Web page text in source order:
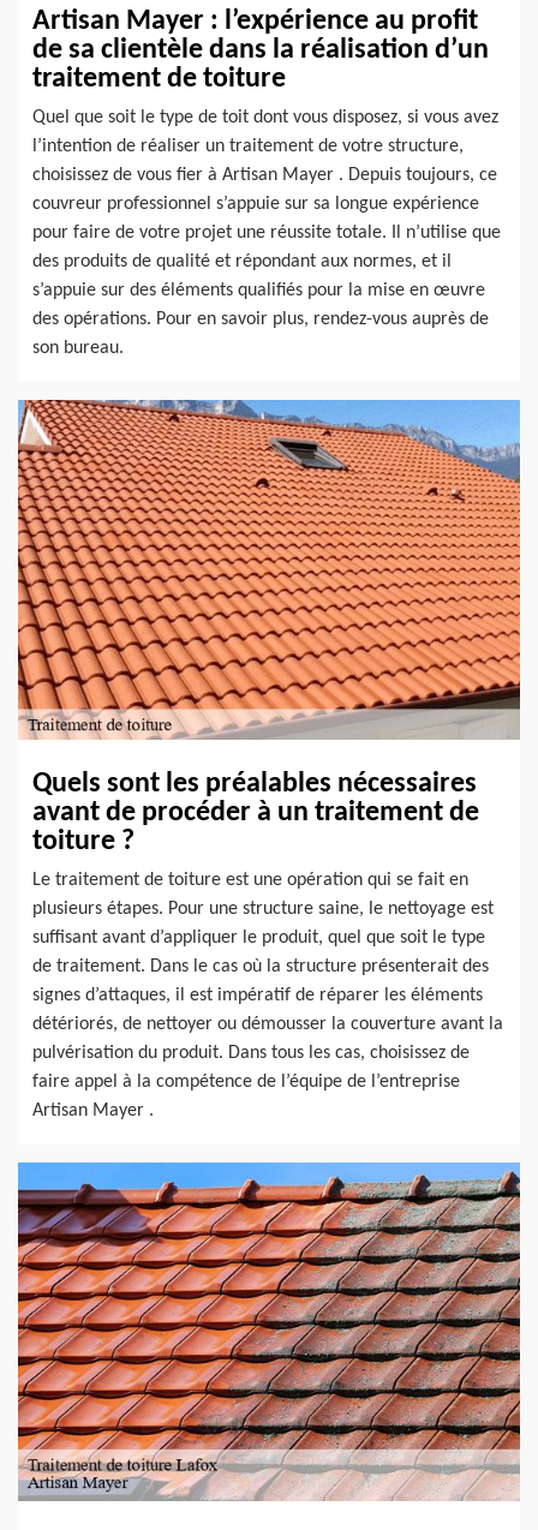
Artisan Mayer : l’expérience au profit
de sa clientèle dans la réalisation d’un
traitement de toiture
Quel que soit le type de toit dont vous disposez, si vous avez
l’intention de réaliser un traitement de votre structure,
choisissez de vous fier à Artisan Mayer . Depuis toujours, ce
couvreur professionnel s’appuie sur sa longue expérience
pour faire de votre projet une réussite totale. Il n’utilise que
des produits de qualité et répondant aux normes, et il
s’appuie sur des éléments qualifiés pour la mise en œuvre
des opérations. Pour en savoir plus, rendez-vous auprès de
son bureau.
Quels sont les préalables nécessaires
avant de procéder à un traitement de
toiture ?
Le traitement de toiture est une opération qui se fait en
plusieurs étapes. Pour une structure saine, le nettoyage est
suffisant avant d’appliquer le produit, quel que soit le type
de traitement. Dans le cas où la structure présenterait des
signes d’attaques, il est impératif de réparer les éléments
détériorés, de nettoyer ou démousser la couverture avant la
pulvérisation du produit. Dans tous les cas, choisissez de
faire appel à la compétence de l’équipe de l’entreprise
Artisan Mayer .